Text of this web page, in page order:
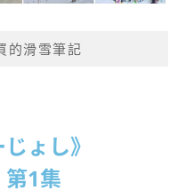
的滑雪筆記